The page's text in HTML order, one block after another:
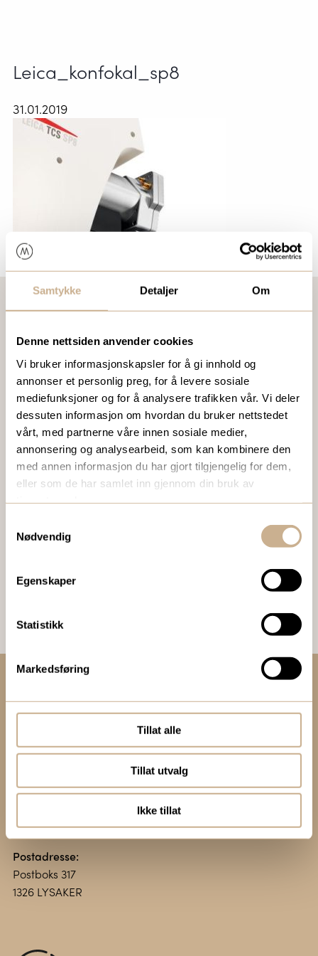
Samtykke Detaljer Om
Denne nettsiden anvender cookies
Vi bruker informasjonskapsler for å gi innhold og
annonser et personlig preg, for å levere sosiale
mediefunksjoner og for å analysere trafikken vår. Vi deler
dessuten informasjon om hvordan du bruker nettstedet
vårt, med partnerne våre innen sosiale medier,
annonsering og analysearbeid, som kan kombinere den
med annen informasjon du har gjort tilgjengelig for dem,
eller som de har samlet inn gjennom din bruk av
Nødvendig
Egenskaper
Statistikk
Markedsføring
Tillat alle
Tillat utvalg
Ikke tillat
Leica_konfokal_sp8
31.01.2019
VIL DU VITE MER OM VÅRE PRODUKTER?
Ta kontakt med en av våre medarbeidere, eller send en e-
post tilortomedic@ortomedic.no
Ta kontakt
BESTILL VÅRT GRATIS KUNDEMAGASIN
To ganger i året sender vi ut vårt gratis kundemagasin
med siste nytt innenfor ortopedi, traume, kirurgi, hospital
og mikroskopi.
Bestill Ortomedia
Kontakt oss:
ortomedic@ortomedic.no
Vollsveien 13 E
Postadresse:
Postboks 317
1326 LYSAKER